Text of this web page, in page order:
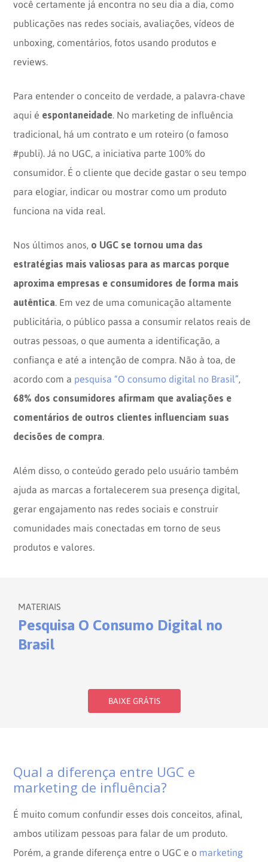
você certamente já encontra no seu dia a dia, como
publicações nas redes sociais, avaliações, vídeos de
unboxing, comentários, fotos usando produtos e
reviews.
Para entender o conceito de verdade, a palavra-chave
aqui é espontaneidade . No marketing de influência
tradicional, há um contrato e um roteiro (o famoso
#publi). Já no UGC, a iniciativa parte 100% do
consumidor. É o cliente que decide gastar o seu tempo
para elogiar, indicar ou mostrar como um produto
funciona na vida real.
Nos últimos anos, o UGC se tornou uma das
estratégias mais valiosas para as marcas porque
aproxima empresas e consumidores de forma mais
autêntica . Em vez de uma comunicação altamente
publicitária, o público passa a consumir relatos reais de
outras pessoas, o que aumenta a identificação, a
confiança e até a intenção de compra. Não à toa, de
acordo com a pesquisa “O consumo digital no Brasil”
68% dos consumidores afirmam que avaliações e
comentários de outros clientes influenciam suas
decisões de compra
Além disso, o conteúdo gerado pelo usuário também
ajuda as marcas a fortalecerem sua presença digital,
gerar engajamento nas redes sociais e construir
comunidades mais conectadas em torno de seus
produtos e valores.
MATERIAIS
Pesquisa O Consumo Digital no
Brasil
BAIXE GRÁTIS
Qual a diferença entre UGC e
marketing de influência?
É muito comum confundir esses dois conceitos, afinal,
ambos utilizam pessoas para falar de um produto.
Porém, a grande diferença entre o UGC e o marketing